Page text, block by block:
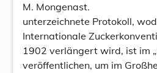
M. Mongenast.
unterzeichnete Protokoll,
Internationale
1902 verlängert wird, ist im
veröffentlichen, um im